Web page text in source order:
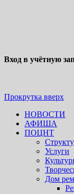
Вход в учётную
Прокрутка вверх
НОВОСТИ
АФИША
ПОЦНТ
Услуги
Дом